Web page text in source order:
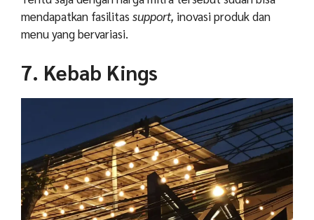
mendapatkan fasilitas support, inovasi produk dan
menu yang bervariasi.
7. Kebab Kings